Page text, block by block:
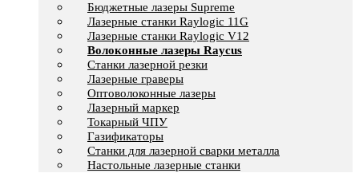
Бюджетные лазеры Supreme
Лазерные станки Raylogic 11G
Лазерные станки Raylogic V12
Волоконные лазеры Raycus
Станки лазерной резки
Лазерные граверы
Оптоволоконные лазеры
Лазерный маркер
Токарный ЧПУ
Газификаторы
Cтанки для лазерной сварки металла
Настольные лазерные станки